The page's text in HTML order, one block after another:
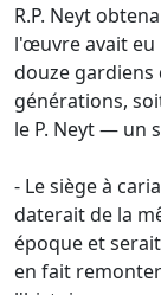
R.P. Neyt
l'œuvre avait eu
douze gardiens
générations,
le P. Neyt — un
- Le siège à
daterait de la
époque et
en fait remonter